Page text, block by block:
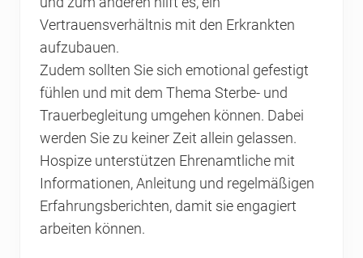
Vertrauensverhältnis mit den Erkrankten
aufzubauen.
Zudem sollten Sie sich emotional gefestigt
fühlen und mit dem Thema Sterbe- und
Trauerbegleitung umgehen können. Dabei
werden Sie zu keiner Zeit allein gelassen.
Hospize unterstützen Ehrenamtliche mit
Informationen, Anleitung und regelmäßigen
Erfahrungsberichten, damit sie engagiert
arbeiten können.